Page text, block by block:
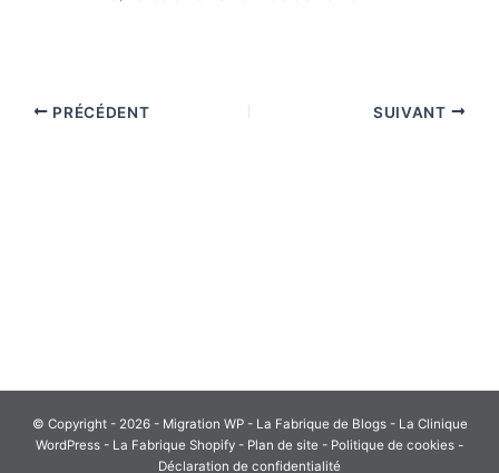
PRÉCÉDENT SUIVANT
© Copyright - 2026 - Migration WP - La Fabrique de Blogs- La Clinique
WordPress - La Fabrique Shopify - Plan de site - Politique de cookies -
Déclaration de confidentialité